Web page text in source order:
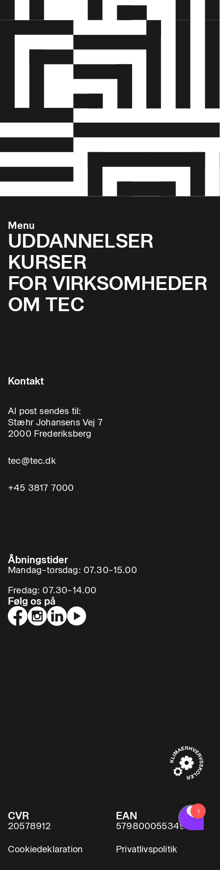
Menu
UDDANNELSER
KURSER
FOR VIRKSOMHEDER
OM TEC
Kontakt
Al post sendes til:
Stæhr Johansens Vej 7
2000 Frederiksberg
tec@tec.dk
+45 3817 7000
Åbningstider
Mandag–torsdag: 07.30–15.00
Fredag: 07.30–14.00
Følg os på
CVR
20578912
EAN
5798000553491
Cookiedeklaration Privatlivspolitik